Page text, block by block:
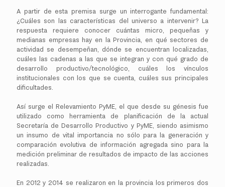
A partir de esta premisa surge un interrogante fundamental:
¿Cuáles son las características del universo a intervenir? La
respuesta requiere conocer cuántas micro, pequeñas y
medianas empresas hay en la Provincia, en qué sectores de
actividad se desempeñan, dónde se encuentran localizadas,
cuáles las cadenas a las que se integran y con qué grado de
desarrollo productivo/tecnológico, cuáles los vínculos
institucionales con los que se cuenta, cuáles sus principales
dificultades.
Así surge el Relevamiento PyME, el que desde su génesis fue
utilizado como herramienta de planificación de la actual
Secretaría de Desarrollo Productivo y PyME, siendo asimismo
un insumo de vital importancia no sólo para la generación y
comparación evolutiva de información agregada sino para la
medición preliminar de resultados de impacto de las acciones
realizadas.
En 2012 y 2014 se realizaron en la provincia los primeros dos